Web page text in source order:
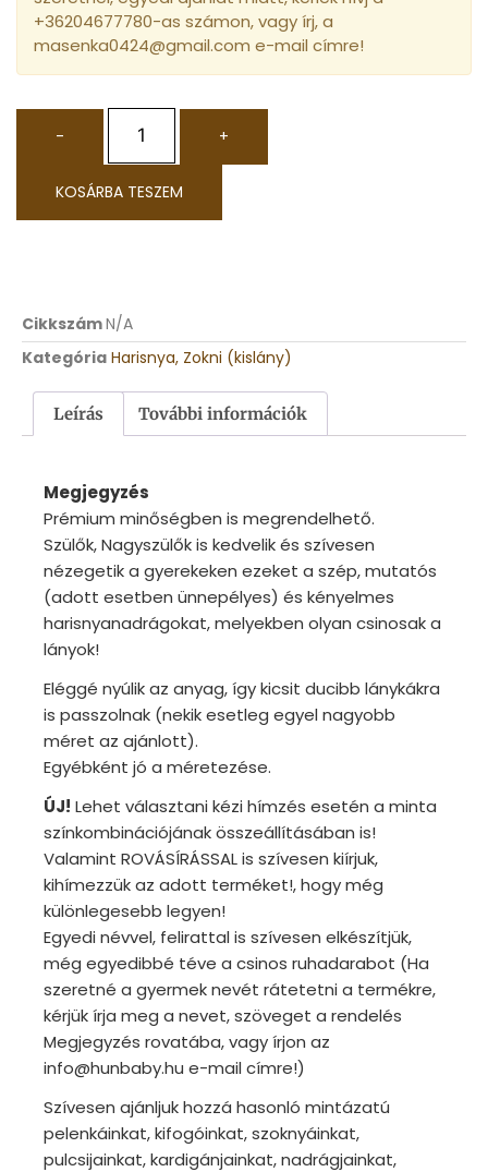
+36204677780-as számon, vagy írj, a
masenka0424@gmail.com e-mail címre!
- +
KOSÁRBA TESZEM
CikkszámN/A
Kategória Harisnya, Zokni (kislány)
Leírás További információk
Megjegyzés
Prémium minőségben is megrendelhető.
Szülők, Nagyszülők is kedvelik és szívesen
nézegetik a gyerekeken ezeket a szép, mutatós
(adott esetben ünnepélyes) és kényelmes
harisnyanadrágokat, melyekben olyan csinosak a
lányok!
Eléggé nyúlik az anyag, így kicsit ducibb lánykákra
is passzolnak (nekik esetleg egyel nagyobb
méret az ajánlott).
Egyébként jó a méretezése.
ÚJ! Lehet választani kézi hímzés esetén a minta
színkombinációjának összeállításában is!
Valamint ROVÁSÍRÁSSAL is szívesen kiírjuk,
kihímezzük az adott terméket!, hogy még
különlegesebb legyen!
Egyedi névvel, felirattal is szívesen elkészítjük,
még egyedibbé téve a csinos ruhadarabot (Ha
szeretné a gyermek nevét rátetetni a termékre,
kérjük írja meg a nevet, szöveget a rendelés
Megjegyzés rovatába, vagy írjon az
info@hunbaby.hu e-mail címre!)
Szívesen ajánljuk hozzá hasonló mintázatú
pelenkáinkat, kifogóinkat, szoknyáinkat,
pulcsijainkat, kardigánjainkat, nadrágjainkat,